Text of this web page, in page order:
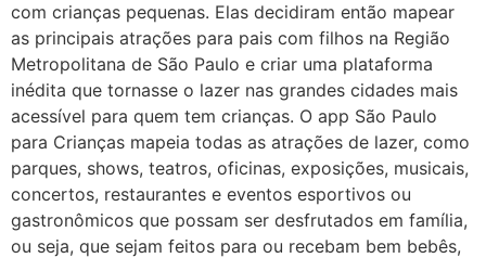
com crianças pequenas. Elas decidiram então mapear
as principais atrações para pais com filhos na Região
Metropolitana de São Paulo e criar uma plataforma
inédita que tornasse o lazer nas grandes cidades mais
acessível para quem tem crianças. O app São Paulo
para Crianças mapeia todas as atrações de lazer, como
parques, shows, teatros, oficinas, exposições, musicais,
concertos, restaurantes e eventos esportivos ou
gastronômicos que possam ser desfrutados em família,
ou seja, que sejam feitos para ou recebam bem bebês,